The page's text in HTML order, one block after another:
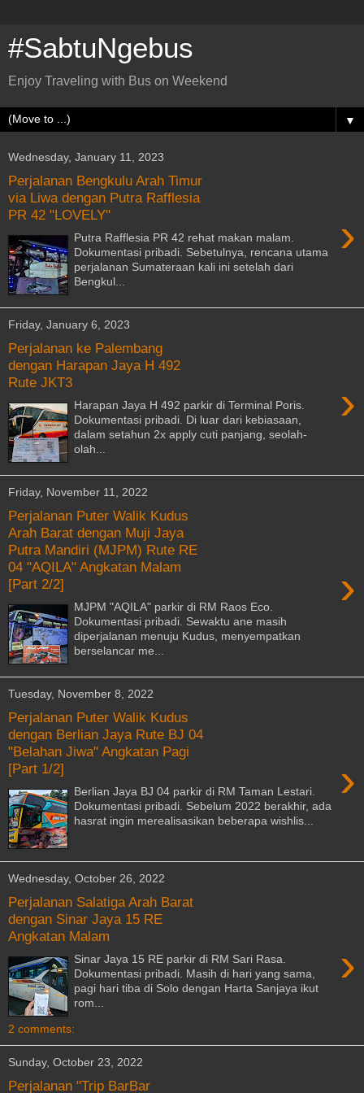
#SabtuNgebus
Enjoy Traveling with Bus on Weekend
▼
Wednesday, January 11, 2023
Perjalanan Bengkulu Arah Timur
via Liwa dengan Putra Rafflesia
PR 42 "LOVELY"
›
Putra Rafflesia PR 42 rehat makan malam.
Dokumentasi pribadi. Sebetulnya, rencana utama
perjalanan Sumateraan kali ini setelah dari
Bengkul...
Friday, January 6, 2023
Perjalanan ke Palembang
dengan Harapan Jaya H 492
Rute JKT3
›
Harapan Jaya H 492 parkir di Terminal Poris.
Dokumentasi pribadi. Di luar dari kebiasaan,
dalam setahun 2x apply cuti panjang, seolah-
olah...
Friday, November 11, 2022
Perjalanan Puter Walik Kudus
Arah Barat dengan Muji Jaya
Putra Mandiri (MJPM) Rute RE
04 "AQILA" Angkatan Malam
[Part 2/2]
›
MJPM "AQILA" parkir di RM Raos Eco.
Dokumentasi pribadi. Sewaktu ane masih
diperjalanan menuju Kudus, menyempatkan
berselancar me...
Tuesday, November 8, 2022
Perjalanan Puter Walik Kudus
dengan Berlian Jaya Rute BJ 04
"Belahan Jiwa" Angkatan Pagi
[Part 1/2]
›
Berlian Jaya BJ 04 parkir di RM Taman Lestari.
Dokumentasi pribadi. Sebelum 2022 berakhir, ada
hasrat ingin merealisasikan beberapa wishlis...
Wednesday, October 26, 2022
Perjalanan Salatiga Arah Barat
dengan Sinar Jaya 15 RE
Angkatan Malam
›
Sinar Jaya 15 RE parkir di RM Sari Rasa.
Dokumentasi pribadi. Masih di hari yang sama,
pagi hari tiba di Solo dengan Harta Sanjaya ikut
rom...
2 comments:
Sunday, October 23, 2022
Perjalanan "Trip BarBar